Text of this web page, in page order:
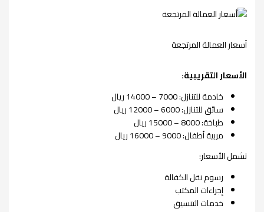
أسعار العمالة المرتجعة
الأسعار التقريبية:
خادمة للتنازل: 7000 – 14000 ريال
سائق للتنازل: 6000 – 12000 ريال
طباخة: 8000 – 15000 ريال
مربية أطفال: 9000 – 16000 ريال
تشمل الأسعار:
رسوم نقل الكفالة
إجراءات المكتب
خدمات التنسيق